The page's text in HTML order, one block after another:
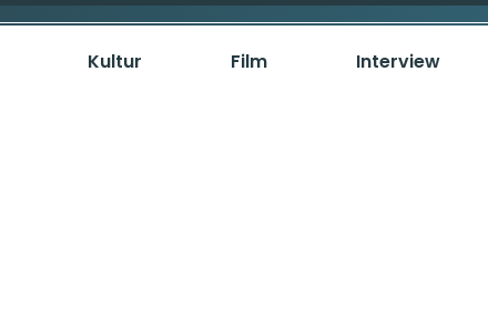
Kultur Film Interview